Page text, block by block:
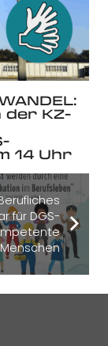
der KZ-
14 Uhr
für DGS-
Menschen